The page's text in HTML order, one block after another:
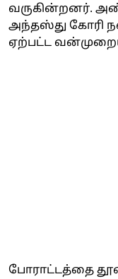
வருகின்றனர்.
அந்தஸ்து கோரி
ஏற்பட்ட
போராட்டத்தை